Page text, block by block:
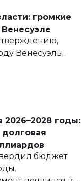
громкие
Венесуэлы.
годы:
бюджет